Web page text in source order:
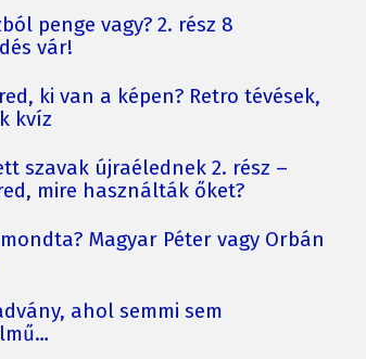
penge vagy? 2. rész 8
vár!
ki van a képen? Retro tévések,
kvíz
szavak újraélednek 2. rész –
mire használták őket?
Magyar Péter vagy Orbán
ahol semmi sem